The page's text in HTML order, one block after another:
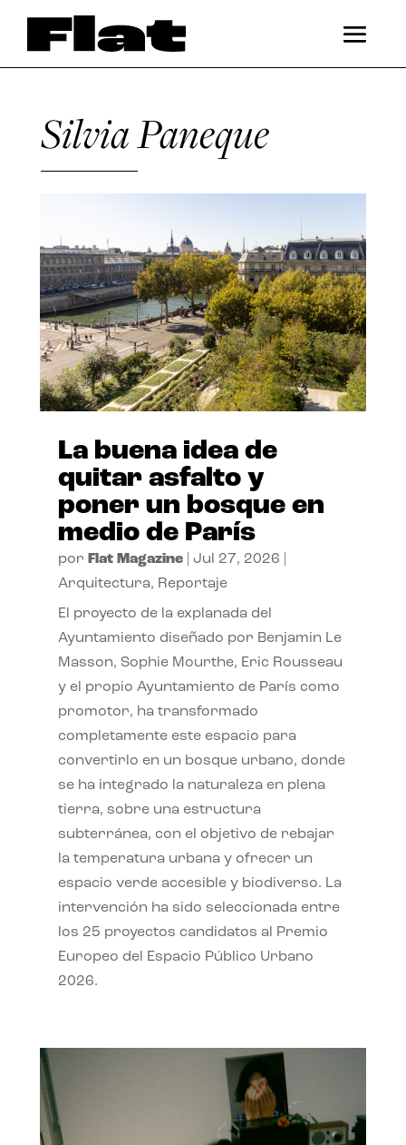
Silvia Paneque
La buena idea de
quitar asfalto y
poner un bosque en
medio de París
por Flat Magazine| Jul 27, 2026
Arquitectura, Reportaje
El proyecto de la explanada del
Ayuntamiento diseñado por Benjamin Le
Masson, Sophie Mourthe, Eric Rousseau
y el propio Ayuntamiento de París como
promotor, ha transformado
completamente este espacio para
convertirlo en un bosque urbano, donde
se ha integrado la naturaleza en plena
tierra, sobre una estructura
subterránea, con el objetivo de rebajar
la temperatura urbana y ofrecer un
espacio verde accesible y biodiverso. La
intervención ha sido seleccionada entre
los 25 proyectos candidatos al Premio
Europeo del Espacio Público Urbano
2026.